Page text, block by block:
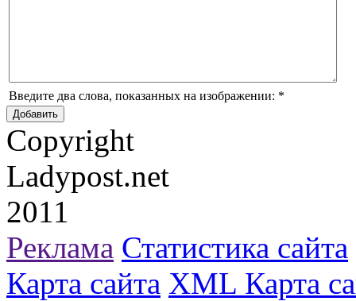
Введите два слова, показанных на изображении: *
Copyright
Ladypost.net
2011
Реклама Статистика сайта
Карта сайта XML Карта